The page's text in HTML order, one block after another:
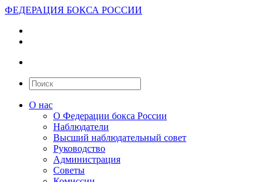
ФЕДЕРАЦИЯ БОКСА РОССИИ
О нас
О Федерации бокса России
Наблюдатели
Высший наблюдательный совет
Руководство
Администрация
Советы